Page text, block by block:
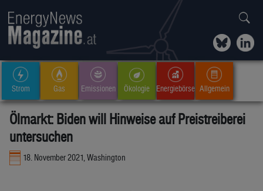
Strom Gas Emissionen Ökologie Energiebörse Allgemein
Ölmarkt: Biden will Hinweise auf Preistreiberei
untersuchen
18. November 2021, Washington